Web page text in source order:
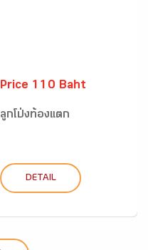
Price 110 Baht
ลูกโป่งท้องแตก
DETAIL